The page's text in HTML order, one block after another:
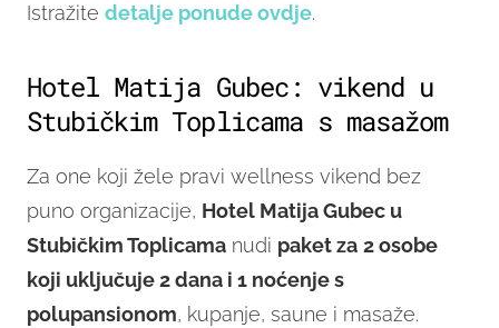
Istražite detalje ponude ovdje.
Hotel Matija Gubec: vikend u
Stubičkim Toplicama s masažom
Za one koji žele pravi wellness vikend bez
puno organizacije, Hotel Matija Gubec u
Stubičkim Toplicama nudi paket za 2 osobe
koji uključuje 2 dana i 1 noćenje s
polupansionom, kupanje, saune i masaže.